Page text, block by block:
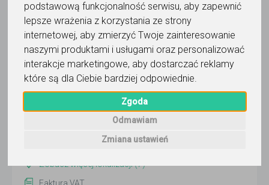
podstawową funkcjonalność serwisu, aby zapewnić
lepsze wrażenia z korzystania ze strony
internetowej, aby zmierzyć Twoje zainteresowanie
naszymi produktami i usługami oraz personalizować
interakcje marketingowe, aby dostarczać reklamy
które są dla Ciebie bardziej odpowiednie.
Zgoda
Odmawiam
Zmiana ustawień
Akademia Nauki - Mentoring
Edukacyjny
Wyślij wiadomość
Ostatnia aktywność:
3 dni temu
Pokaż
Zobacz więcej lokalizacji (7)